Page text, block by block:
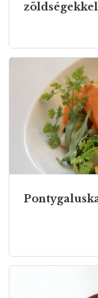
zöldségekkel